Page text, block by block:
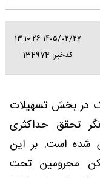
۱۴۰۵/۰۲/۲۷ ۱۳:۱۰:۲۶
کدخبر: 134974
در بخش تسهیلات
تحقق حداکثری
شده است. بر این
محرومین تحت